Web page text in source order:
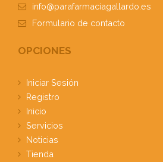
info@parafarmaciagallardo.es
Formulario de contacto
OPCIONES
Iniciar Sesión
Registro
Inicio
Servicios
Noticias
Tienda